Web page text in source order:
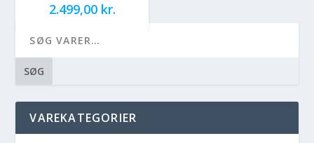
2.499,00 kr.
SØG
VAREKATEGORIER